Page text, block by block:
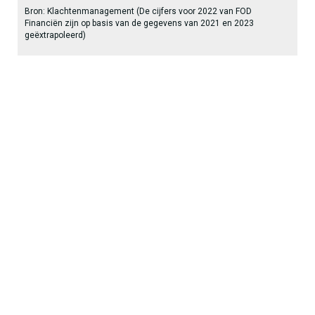
Bron: Klachtenmanagement (De cijfers voor 2022 van FOD
Financiën zijn op basis van de gegevens van 2021 en 2023
geëxtrapoleerd)